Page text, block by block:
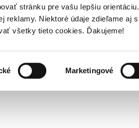
stránku pre vašu lepšiu orientáciu.
reklamy. Niektoré údaje zdieľame aj s
všetky tieto cookies. Ďakujeme!
Marketingové